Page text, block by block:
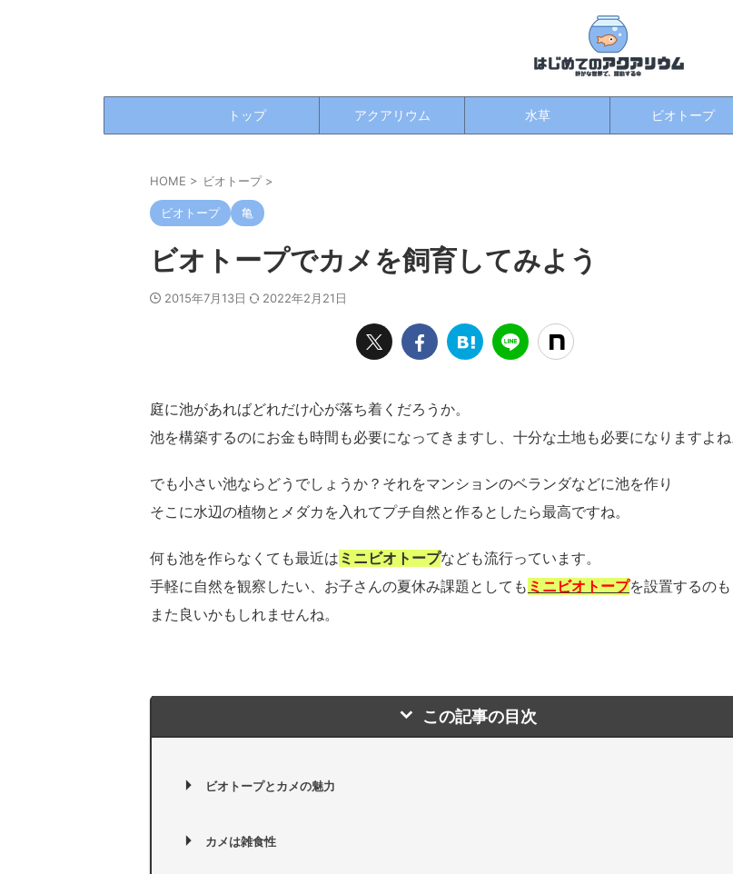
トップ アクアリウム 水草 ビオトープ
HOME > ビオトープ >
ビオトープ 亀
ビオトープでカメを飼育してみよう
2015年7月13日 2022年2月21日
庭に池があればどれだけ心が落ち着くだろうか。
池を構築するのにお金も時間も必要になってきますし、十分な土地も必要になりますよね
でも小さい池ならどうでしょうか？それをマンションのベランダなどに池を作り
そこに水辺の植物とメダカを入れてプチ自然と作るとしたら最高ですね。
何も池を作らなくても最近は ミニビオトープなども流行っています。
手軽に自然を観察したい、お子さんの夏休み課題としても ミニビオトープを設置するのも
また良いかもしれませんね。
この記事の目次
ビオトープとカメの魅力
カメは雑食性